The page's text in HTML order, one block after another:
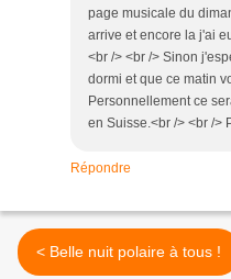
page musicale du
arrive et encore la j'ai
<br /> <br /> Sinon
dormi et que ce matin
Personnellement ce
en Suisse.<br /> <br />
Répondre
< Belle nuit polaire à tous !